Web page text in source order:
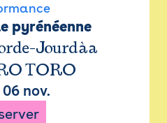
pyrénéenne
Jourdàa
TORO
06 nov.